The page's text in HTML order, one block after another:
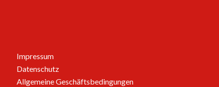
Impressum
Datenschutz
Allgemeine Geschäftsbedingungen